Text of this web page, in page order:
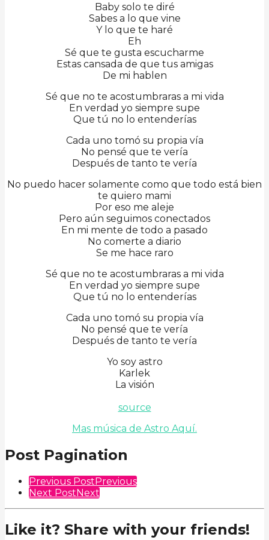
Baby solo te diré
Sabes a lo que vine
Y lo que te haré
Eh
Sé que te gusta escucharme
Estas cansada de que tus amigas
De mi hablen
Sé que no te acostumbraras a mi vida
En verdad yo siempre supe
Que tú no lo entenderías
Cada uno tomó su propia vía
No pensé que te vería
Después de tanto te vería
No puedo hacer solamente como que todo está bien
te quiero mami
Por eso me aleje
Pero aún seguimos conectados
En mi mente de todo a pasado
No comerte a diario
Se me hace raro
Sé que no te acostumbraras a mi vida
En verdad yo siempre supe
Que tú no lo entenderías
Cada uno tomó su propia vía
No pensé que te vería
Después de tanto te vería
Yo soy astro
Karlek
La visión
source
Mas música de Astro Aquí.
Post Pagination
Previous PostPrevious
Next PostNext
Like it? Share with your friends!